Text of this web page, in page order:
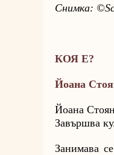
Снимка:
КОЯ Е?
Йоана
Йоана
Завършва
Занимава